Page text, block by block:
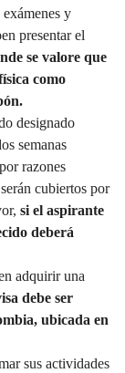
y
presentar el
se valore que
como
designado
semanas
razones
cubiertos por
si el aspirante
deberá
adquirir una
debe ser
ubicada en
sus actividades